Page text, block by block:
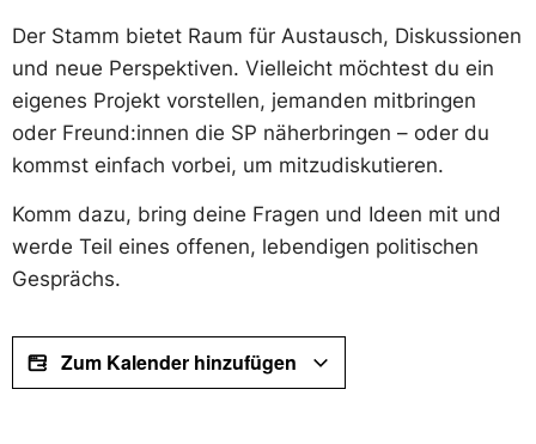
Der Stamm bietet Raum für Austausch, Diskussionen
und neue Perspektiven. Vielleicht möchtest du ein
eigenes Projekt vorstellen, jemanden mitbringen
oder Freund:innen die SP näherbringen – oder du
kommst einfach vorbei, um mitzudiskutieren.
Komm dazu, bring deine Fragen und Ideen mit und
werde Teil eines offenen, lebendigen politischen
Gesprächs.
Zum Kalender hinzufügen